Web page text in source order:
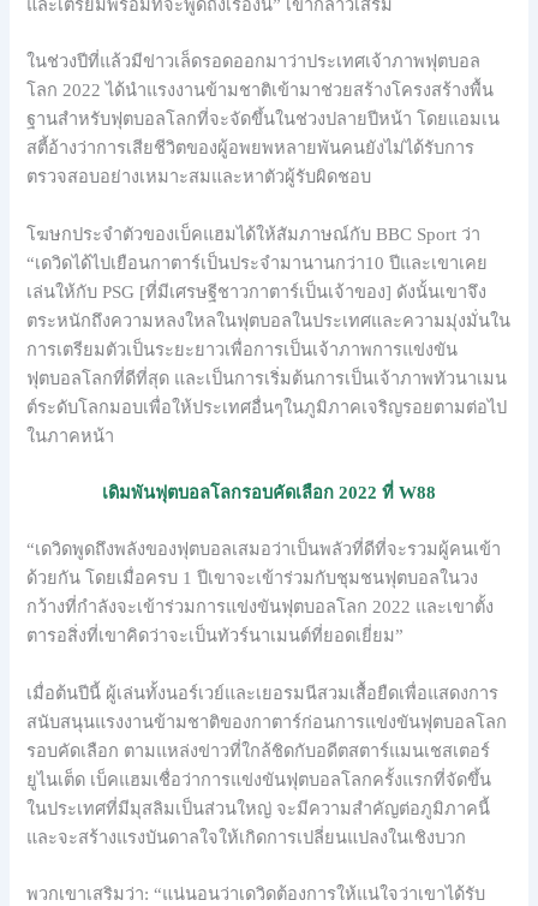
และเตรียมพร้อมที่จะพูดถึงเรื่องนี้” เขากล่าวเสริม
ในช่วงปีที่แล้วมีข่าวเล็ดรอดออกมาว่าประเทศเจ้าภาพฟุตบอล
โลก 2022 ได้นำแรงงานข้ามชาติเข้ามาช่วยสร้างโครงสร้างพื้น
ฐานสำหรับฟุตบอลโลกที่จะจัดขึ้นในช่วงปลายปีหน้า โดยแอมเน
สตี้อ้างว่าการเสียชีวิตของผู้อพยพหลายพันคนยังไม่ได้รับการ
ตรวจสอบอย่างเหมาะสมและหาตัวผู้รับผิดชอบ
โฆษกประจำตัวของเบ็คแฮมได้ให้สัมภาษณ์กับ BBC Sport ว่า
“เดวิดได้ไปเยือนกาตาร์เป็นประจำมานานกว่า10 ปีและเขาเคย
เล่นให้กับ PSG [ที่มีเศรษฐีชาวกาตาร์เป็นเจ้าของ] ดังนั้นเขาจึง
ตระหนักถึงความหลงใหลในฟุตบอลในประเทศและความมุ่งมั่นใน
การเตรียมตัวเป็นระยะยาวเพื่อการเป็นเจ้าภาพการแข่งขัน
ฟุตบอลโลกที่ดีที่สุด และเป็นการเริ่มต้นการเป็นเจ้าภาพทัวนาเมน
ต์ระดับโลกมอบเพื่อให้ประเทศอื่นๆในภูมิภาคเจริญรอยตามต่อไป
ในภาคหน้า
เดิมพันฟุตบอลโลกรอบคัดเลือก 2022 ที่ W88
“เดวิดพูดถึงพลังของฟุตบอลเสมอว่าเป็นพลัวที่ดีที่จะรวมผู้คนเข้า
ด้วยกัน โดยเมื่อครบ 1 ปีเขาจะเข้าร่วมกับชุมชนฟุตบอลในวง
กว้างที่กำลังจะเข้าร่วมการแข่งขันฟุตบอลโลก 2022 และเขาตั้ง
ตารอสิ่งที่เขาคิดว่าจะเป็นทัวร์นาเมนต์ที่ยอดเยี่ยม”
เมื่อต้นปีนี้ ผู้เล่นทั้งนอร์เวย์และเยอรมนีสวมเสื้อยืดเพื่อแสดงการ
สนับสนุนแรงงานข้ามชาติของกาตาร์ก่อนการแข่งขันฟุตบอลโลก
รอบคัดเลือก ตามแหล่งข่าวที่ใกล้ชิดกับอดีตสตาร์แมนเชสเตอร์
ยูไนเต็ด เบ็คแฮมเชื่อว่าการแข่งขันฟุตบอลโลกครั้งแรกที่จัดขึ้น
ในประเทศที่มีมุสลิมเป็นส่วนใหญ่ จะมีความสำคัญต่อภูมิภาคนี้
และจะสร้างแรงบันดาลใจให้เกิดการเปลี่ยนแปลงในเชิงบวก
พวกเขาเสริมว่า: “แน่นอนว่าเดวิดต้องการให้แน่ใจว่าเขาได้รับ